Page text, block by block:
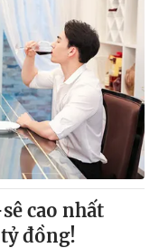
không có sự chấp
khi phát hành lại
cao nhất
đồng!